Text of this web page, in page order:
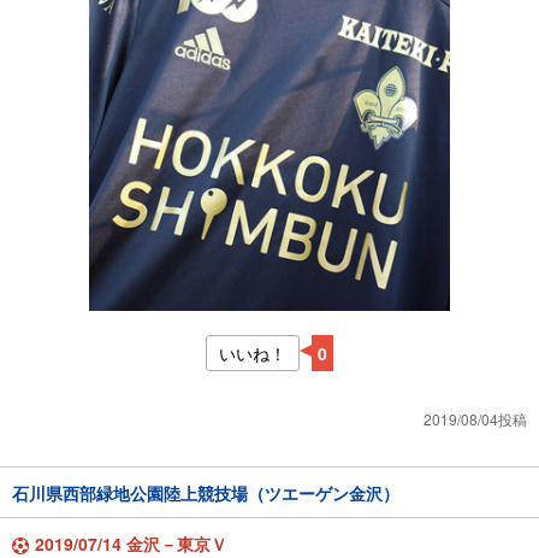
いいね！ 0
2019/08/04投稿
石川県西部緑地公園陸上競技場（ツエーゲン金沢）
2019/07/14 金沢－東京Ｖ